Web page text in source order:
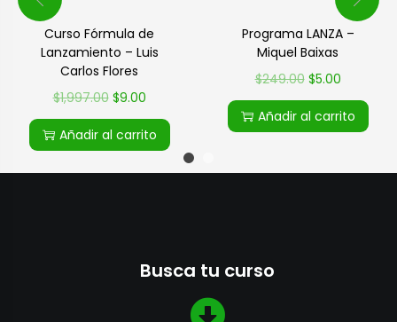
Curso Fórmula de
Lanzamiento – Luis
Carlos Flores
$1,997.00 $9.00
Añadir al carrito
Programa LANZA –
Miquel Baixas
$249.00 $5.00
Añadir al carrito
Busca tu curso